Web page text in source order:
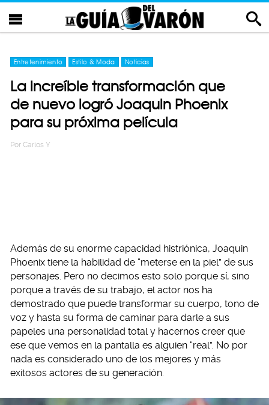
Entretenimiento Estilo & Moda Noticias
La increíble transformación que
de nuevo logró Joaquin Phoenix
para su próxima película
Por Carlos Y
Además de su enorme capacidad histriónica, Joaquin
Phoenix tiene la habilidad de “meterse en la piel” de sus
personajes. Pero no decimos esto solo porque sí, sino
porque a través de su trabajo, el actor nos ha
demostrado que puede transformar su cuerpo, tono de
voz y hasta su forma de caminar para darle a sus
papeles una personalidad total y hacernos creer que
ese que vemos en la pantalla es alguien “real”. No por
nada es considerado uno de los mejores y más
exitosos actores de su generación.